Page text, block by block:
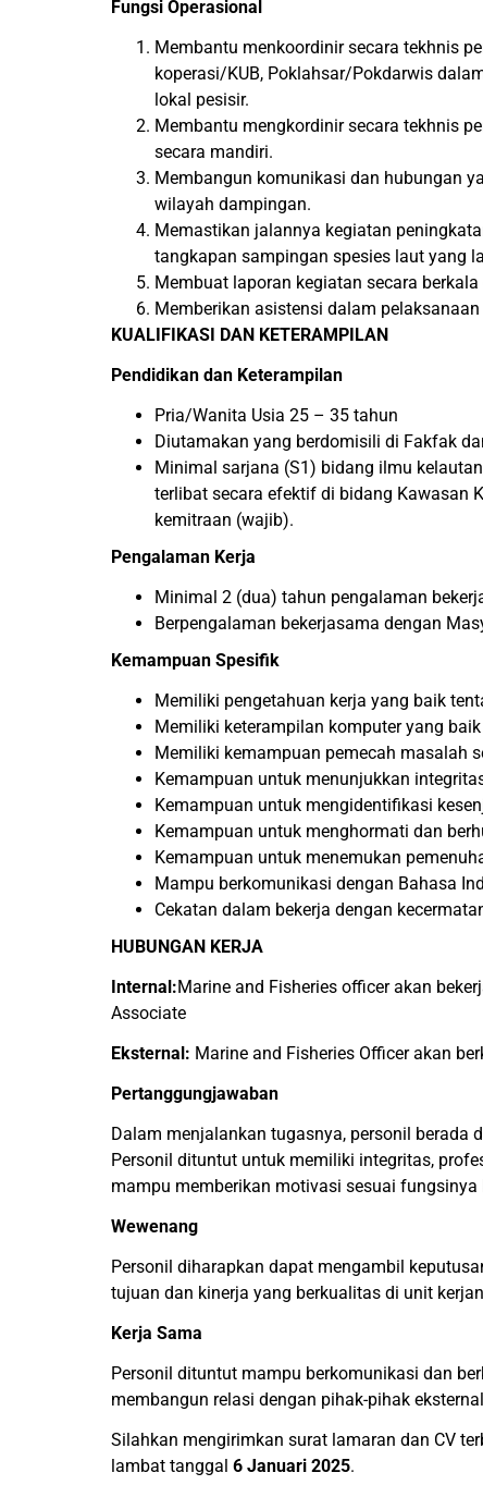
Fungsi Operasional
Membantu menkoordinir secara tekhnis
koperasi/KUB, Poklahsar/Pokdarwis
lokal pesisir.
Membantu mengkordinir secara tekhnis
secara mandiri.
Membangun komunikasi dan hubungan
wilayah dampingan.
Memastikan jalannya kegiatan
tangkapan sampingan spesies laut yang
Membuat laporan kegiatan secara
Memberikan asistensi dalam
KUALIFIKASI DAN KETERAMPILAN
Pendidikan dan Keterampilan
Pria/Wanita Usia 25 – 35 tahun
Diutamakan yang berdomisili di Fakfak
Minimal sarjana (S1) bidang ilmu
terlibat secara efektif di bidang Kawasan
kemitraan (wajib).
Pengalaman Kerja
Minimal 2 (dua) tahun pengalaman
Berpengalaman bekerjasama dengan
Kemampuan Spesifik
Memiliki pengetahuan kerja yang baik
Memiliki keterampilan komputer yang
Memiliki kemampuan pemecah masalah
Kemampuan untuk menunjukkan
Kemampuan untuk mengidentifikasi
Kemampuan untuk menghormati dan
Kemampuan untuk menemukan
Mampu berkomunikasi dengan Bahasa
Cekatan dalam bekerja dengan
HUBUNGAN KERJA
Internal:Marine and Fisheries officer akan
Associate
Eksternal: Marine and Fisheries Officer akan
Pertanggungjawaban
Dalam menjalankan tugasnya, personil berada
Personil dituntut untuk memiliki integritas,
mampu memberikan motivasi sesuai
Wewenang
Personil diharapkan dapat mengambil
tujuan dan kinerja yang berkualitas di unit
Kerja Sama
Personil dituntut mampu berkomunikasi dan
membangun relasi dengan pihak-pihak
Silahkan mengirimkan surat lamaran dan CV
lambat tanggal 6 Januari 2025.